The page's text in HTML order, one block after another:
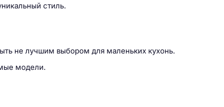
стиль.
не лучшим выбором для маленьких кухонь.
модели.